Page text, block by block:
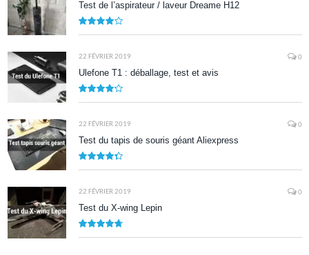
Test de l’aspirateur / laveur Dreame H12
22 FÉVRIER 2019 0
Ulefone T1 : déballage, test et avis
22 FÉVRIER 2019 0
Test du tapis de souris géant Aliexpress
22 FÉVRIER 2019 0
Test du X-wing Lepin